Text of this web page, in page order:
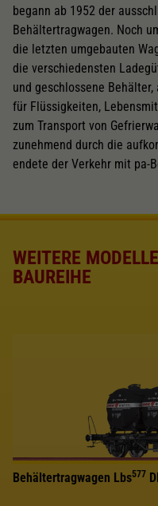
begann ab 1952 der
Behältertragwagen. Noch
die letzten umgebauten
die verschiedensten
und geschlossene
für Flüssigkeiten,
zum Transport von
zunehmend durch die
endete der Verkehr mit pa-
WEITERE
BAUREIHE
Behältertragwagen Lbs577